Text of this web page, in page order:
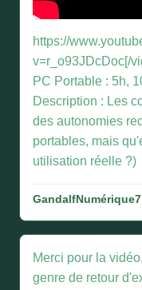
https://
v=r_o93JDcDoc[/
PC Portable : 5h,
Description : Les
des autonomies
portables, mais
utilisation réelle ?)
GandalfNumérique7
Merci pour la
genre de retour